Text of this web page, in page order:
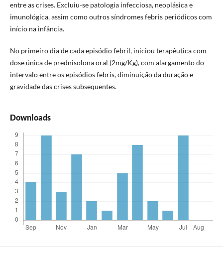
entre as crises. Excluiu-se patologia infecciosa, neoplásica e
imunológica, assim como outros síndromes febris periódicos com
início na infância.
No primeiro dia de cada episódio febril, iniciou terapêutica com
dose única de prednisolona oral (2mg/Kg), com alargamento do
intervalo entre os episódios febris, diminuição da duração e
gravidade das crises subsequentes.
Downloads